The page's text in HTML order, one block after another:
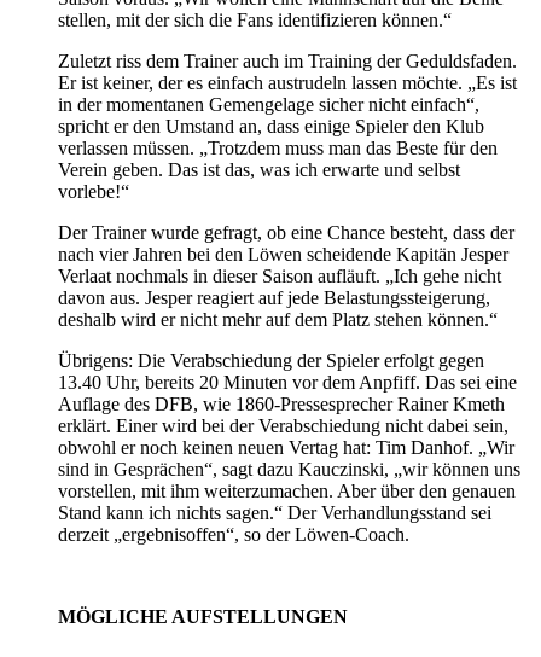
stellen, mit der sich die Fans identifizieren können.“
Zuletzt riss dem Trainer auch im Training der Geduldsfaden.
Er ist keiner, der es einfach austrudeln lassen möchte. „Es ist
in der momentanen Gemengelage sicher nicht einfach“,
spricht er den Umstand an, dass einige Spieler den Klub
verlassen müssen. „Trotzdem muss man das Beste für den
Verein geben. Das ist das, was ich erwarte und selbst
vorlebe!“
Der Trainer wurde gefragt, ob eine Chance besteht, dass der
nach vier Jahren bei den Löwen scheidende Kapitän Jesper
Verlaat nochmals in dieser Saison aufläuft. „Ich gehe nicht
davon aus. Jesper reagiert auf jede Belastungssteigerung,
deshalb wird er nicht mehr auf dem Platz stehen können.“
Übrigens: Die Verabschiedung der Spieler erfolgt gegen
13.40 Uhr, bereits 20 Minuten vor dem Anpfiff. Das sei eine
Auflage des DFB, wie 1860-Pressesprecher Rainer Kmeth
erklärt. Einer wird bei der Verabschiedung nicht dabei sein,
obwohl er noch keinen neuen Vertag hat: Tim Danhof. „Wir
sind in Gesprächen“, sagt dazu Kauczinski, „wir können uns
vorstellen, mit ihm weiterzumachen. Aber über den genauen
Stand kann ich nichts sagen.“ Der Verhandlungsstand sei
derzeit „ergebnisoffen“, so der Löwen-Coach.
MÖGLICHE AUFSTELLUNGEN